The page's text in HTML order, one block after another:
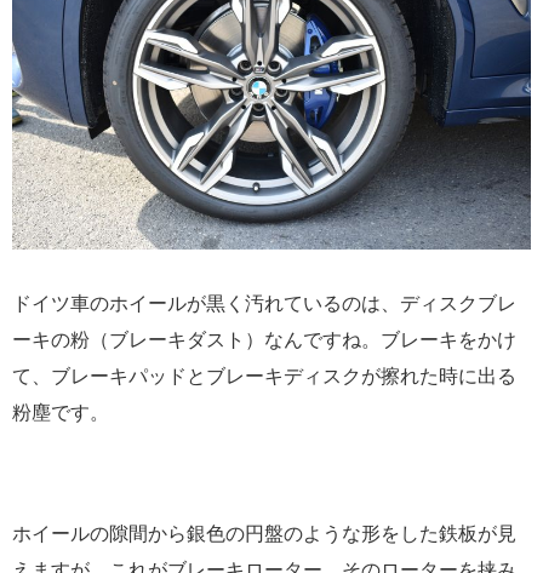
ドイツ車のホイールが黒く汚れているのは、ディスクブレ
ーキの粉（ブレーキダスト）なんですね。ブレーキをかけ
て、ブレーキパッドとブレーキディスクが擦れた時に出る
粉塵です。
ホイールの隙間から銀色の円盤のような形をした鉄板が見